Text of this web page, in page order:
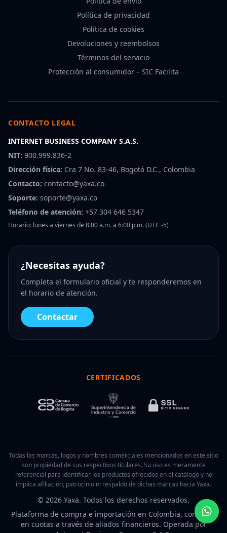
Política de privacidad
Política de cookies
Devoluciones y reembolsos
Términos del servicio
Protección al consumidor – SIC Facilita
CONTACTO LEGAL
INTERNET BUSINESS COMPANY S.A.S.
NIT: 900.999.836-2
Dirección física: Cra 7 No. 83-46, Bogotá D.C., Colombia
Contacto: contacto@yaxa.co
Soporte: soporte@yaxa.co
Teléfono de atención: +57 304 646 5347
Horario: lunes a viernes de 8:00 a.m. a 6:00 p.m. (UTC -5)
¿Necesitas ayuda?
Completa el formulario oficial y te responderemos en
el horario de atención.
Contactar
CERTIFICADOS
Todas las marcas, logos y nombres comerciales mencionados en este sitio
son propiedad de sus respectivos titulares. Su uso es meramente
referencial para identificar los productos ofrecidos en el catálogo y no
implica afiliación, patrocinio ni respaldo de dichas marcas hacia Yaxa.
© 2026 Yaxa. Todos los derechos reservados.
Plataforma de compra e importación en Colombia, con pago
en cuotas a través de aliados financieros. Operada por